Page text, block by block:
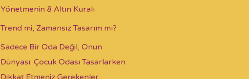
Yönetmenin 8 Altın Kuralı
Trend mi, Zamansız Tasarım mı?
Sadece Bir Oda Değil, Onun
Dünyası: Çocuk Odası Tasarlarken